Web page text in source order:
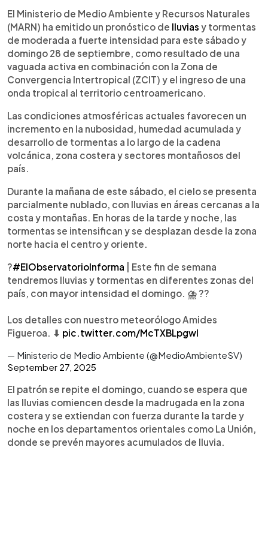
► Escuchar artículo
El Ministerio de Medio Ambiente de El Salvador
pronostica lluvias y tormentas moderadas a
fuertes este fin de semana debido a una vaguada,
la Zona de Convergencia Intertropical y una onda
tropical. Las precipitaciones afectarán
principalmente la zona norte, centro y oriente, con
ráfagas de viento superiores a 35 km/h. Las
autoridades mantienen activa la alerta verde y
advierten sobre posibles inundaciones urbanas y
crecidas repentinas. Protección Civil vigila puntos
críticos como la 25 avenida norte y ha habilitado
albergues preventivos. Se recomienda a la
población no cruzar ríos, mantenerse informada y
seguir las indicaciones oficiales para evitar
emergencias.
El Ministerio de Medio Ambiente y Recursos Naturales
(MARN) ha emitido un pronóstico de lluvias y tormentas
de moderada a fuerte intensidad para este sábado y
domingo 28 de septiembre, como resultado de una
vaguada activa en combinación con la Zona de
Convergencia Intertropical (ZCIT) y el ingreso de una
onda tropical al territorio centroamericano.
Las condiciones atmosféricas actuales favorecen un
incremento en la nubosidad, humedad acumulada y
desarrollo de tormentas a lo largo de la cadena
volcánica, zona costera y sectores montañosos del
país.
Durante la mañana de este sábado, el cielo se presenta
parcialmente nublado, con lluvias en áreas cercanas a la
costa y montañas. En horas de la tarde y noche, las
tormentas se intensifican y se desplazan desde la zona
norte hacia el centro y oriente.
?#ElObservatorioInforma | Este fin de semana
tendremos lluvias y tormentas en diferentes zonas del
país, con mayor intensidad el domingo. ⛈ ??
Los detalles con nuestro meteorólogo Amides
Figueroa. ⬇ pic.twitter.com/McTXBLpgwl
— Ministerio de Medio Ambiente (@MedioAmbienteSV)
September 27, 2025
El patrón se repite el domingo, cuando se espera que
las lluvias comiencen desde la madrugada en la zona
costera y se extiendan con fuerza durante la tarde y
noche en los departamentos orientales como La Unión,
donde se prevén mayores acumulados de lluvia.